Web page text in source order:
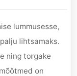
lummusesse,
lihtsamaks.
ning torgake
on